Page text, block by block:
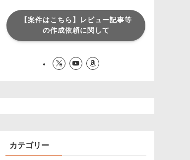
【案件はこちら】レビュー記事等
の作成依頼に関して
カテゴリー